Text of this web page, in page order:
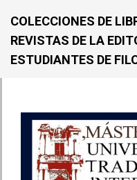
COLECCIONES DE
REVISTAS DE LA
ESTUDIANTES DE